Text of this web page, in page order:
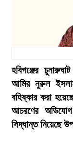
হবিগঞ্জের
আমির নুরুল
বহিষ্কার করা
আচরণের
সিদ্ধান্ত নিয়েছে